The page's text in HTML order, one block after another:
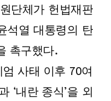
단체가 헌법재판
석열 대통령의 탄
촉구했다.
사태 이후 70여
‘내란 종식’을 외